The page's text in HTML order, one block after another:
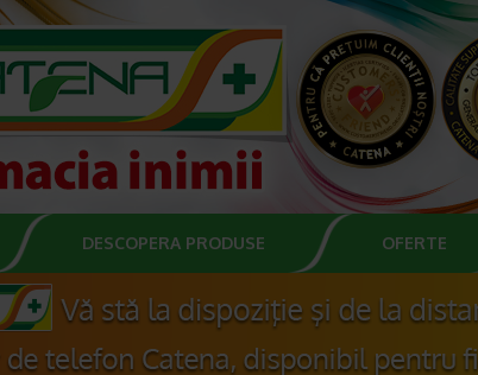
DESCOPERA PRODUSE OFERTE